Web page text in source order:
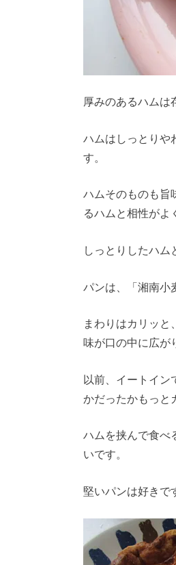
厚みのあるハムは
ハムはしっとりや
す。
ハムそのものも旨
るハムと相性がよ
しっとりしたハム
パンは、「湘南小
まわりはカリッ
味が口の中に広が
以前、イートイン
かだったかもっと
ハムを挟んで食べ
いです。
堅いパンは好きで